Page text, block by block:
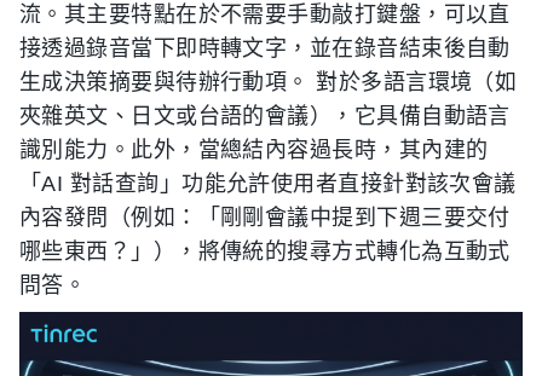
流。其主要特點在於不需要手動敲打鍵盤，可以直
接透過錄音當下即時轉文字，並在錄音結束後自動
生成決策摘要與待辦行動項。 對於多語言環境（如
夾雜英文、日文或台語的會議），它具備自動語言
識別能力。此外，當總結內容過長時，其內建的
「AI 對話查詢」功能允許使用者直接針對該次會議
內容發問（例如：「剛剛會議中提到下週三要交付
哪些東西？」），將傳統的搜尋方式轉化為互動式
問答。